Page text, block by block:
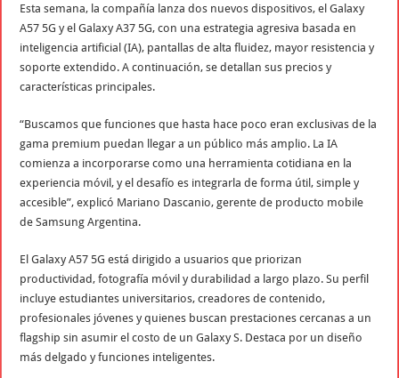
Esta semana, la compañía lanza dos nuevos dispositivos, el Galaxy
A57 5G y el Galaxy A37 5G, con una estrategia agresiva basada en
inteligencia artificial (IA), pantallas de alta fluidez, mayor resistencia y
soporte extendido. A continuación, se detallan sus precios y
características principales.
“Buscamos que funciones que hasta hace poco eran exclusivas de la
gama premium puedan llegar a un público más amplio. La IA
comienza a incorporarse como una herramienta cotidiana en la
experiencia móvil, y el desafío es integrarla de forma útil, simple y
accesible”, explicó Mariano Dascanio, gerente de producto mobile
de Samsung Argentina.
El Galaxy A57 5G está dirigido a usuarios que priorizan
productividad, fotografía móvil y durabilidad a largo plazo. Su perfil
incluye estudiantes universitarios, creadores de contenido,
profesionales jóvenes y quienes buscan prestaciones cercanas a un
flagship sin asumir el costo de un Galaxy S. Destaca por un diseño
más delgado y funciones inteligentes.